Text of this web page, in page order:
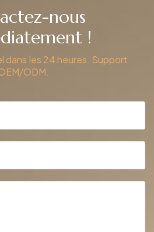
nous
!
dans les 24 heures. Support
ODM.